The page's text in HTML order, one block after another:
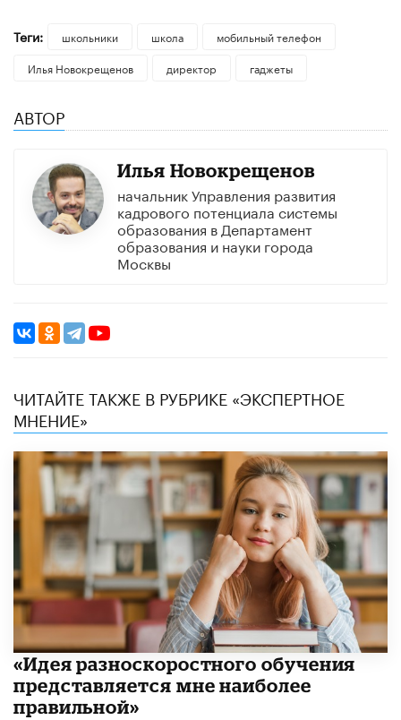
Теги: школьники школа
мобильный телефон
Илья Новокрещенов
директор гаджеты
АВТОР
Илья Новокрещенов
начальник Управления развития
кадрового потенциала системы
образования в Департамент
образования и науки города
Москвы
ЧИТАЙТЕ ТАКЖЕ В РУБРИКЕ «ЭКСПЕРТНОЕ
МНЕНИЕ»
«Идея разноскоростного обучения
представляется мне наиболее
правильной»